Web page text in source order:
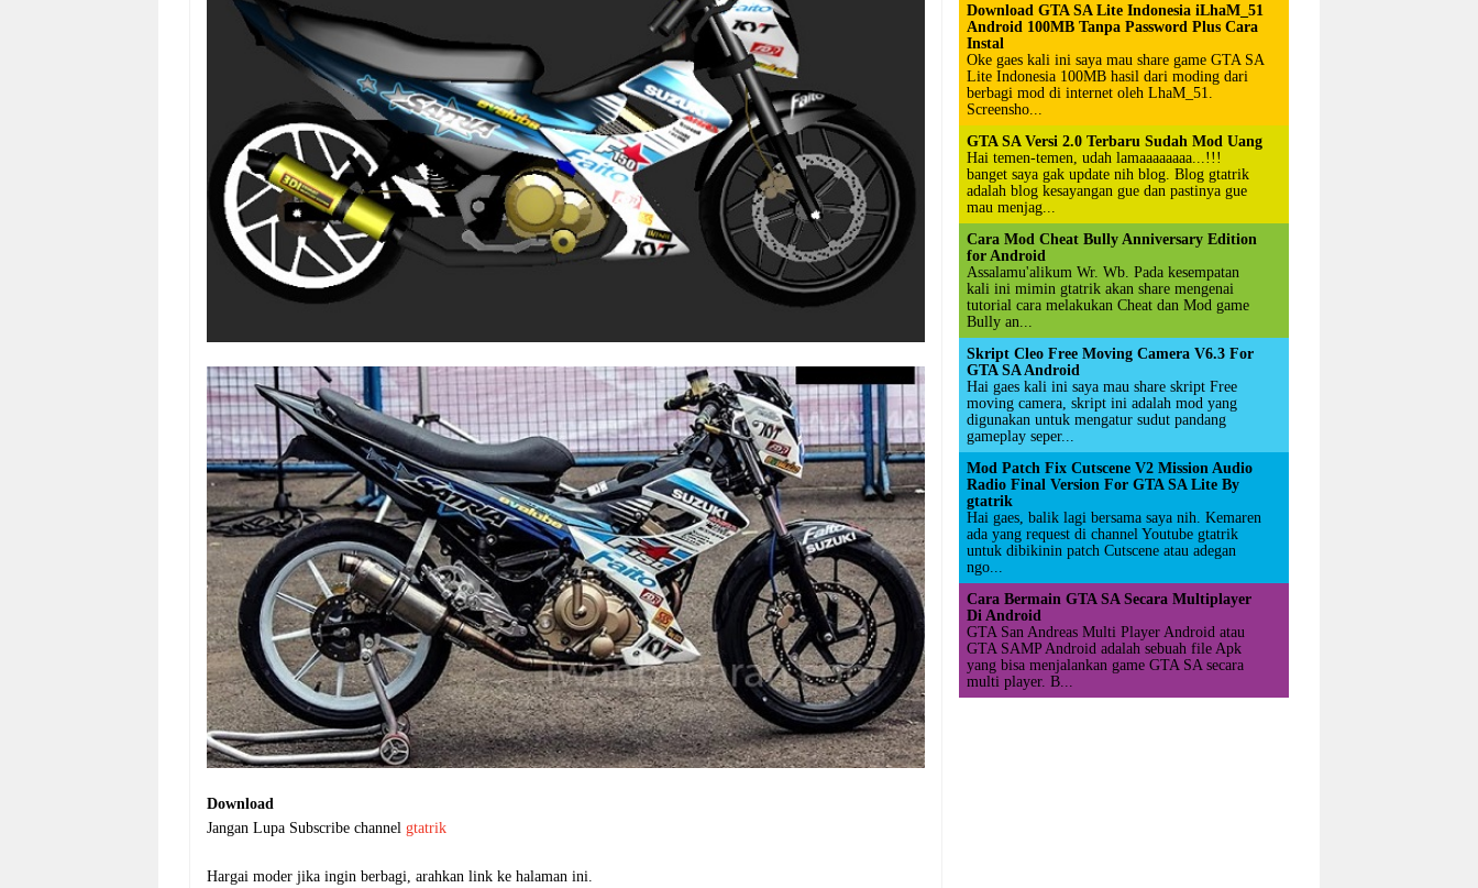
Download
Jangan Lupa Subscribe channel gtatrik
Hargai moder jika ingin berbagi, arahkan link ke halaman ini.
Download GTA SA Lite Indonesia iLhaM_51
Android 100MB Tanpa Password Plus Cara
Instal
Oke gaes kali ini saya mau share game GTA SA
Lite Indonesia 100MB hasil dari moding dari
berbagi mod di internet oleh LhaM_51.
Screensho...
GTA SA Versi 2.0 Terbaru Sudah Mod Uang
Hai temen-temen, udah lamaaaaaaaa...!!!
banget saya gak update nih blog. Blog gtatrik
adalah blog kesayangan gue dan pastinya gue
mau menjag...
Cara Mod Cheat Bully Anniversary Edition
for Android
Assalamu'alikum Wr. Wb. Pada kesempatan
kali ini mimin gtatrik akan share mengenai
tutorial cara melakukan Cheat dan Mod game
Bully an...
Skript Cleo Free Moving Camera V6.3 For
GTA SA Android
Hai gaes kali ini saya mau share skript Free
moving camera, skript ini adalah mod yang
digunakan untuk mengatur sudut pandang
gameplay seper...
Mod Patch Fix Cutscene V2 Mission Audio
Radio Final Version For GTA SA Lite By
gtatrik
Hai gaes, balik lagi bersama saya nih. Kemaren
ada yang request di channel Youtube gtatrik
untuk dibikinin patch Cutscene atau adegan
ngo...
Cara Bermain GTA SA Secara Multiplayer
Di Android
GTA San Andreas Multi Player Android atau
GTA SAMP Android adalah sebuah file Apk
yang bisa menjalankan game GTA SA secara
multi player. B...